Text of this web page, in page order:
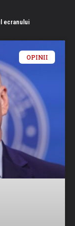
ecranului
OPINII